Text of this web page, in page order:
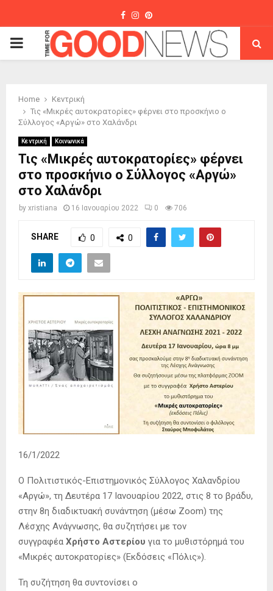
Facebook
Instagram
Pinterest
PRIMARY
Home
Κεντρική
Τις «Μικρές αυτοκρατορίες» φέρνει στο προσκήνιο ο
Σύλλογος «Αργώ» στο Χαλάνδρι
Κεντρική Κοινωνικά
Τις «Μικρές αυτοκρατορίες» φέρνει
στο προσκήνιο ο Σύλλογος «Αργώ»
στο Χαλάνδρι
by xristiana 16 Ιανουαρίου 2022 0 706
SHARE 0 0
16/1/2022
Ο Πολιτιστικός-Επιστημονικός Σύλλογος Χαλανδρίου
«Αργώ», τη Δευτέρα 17 Ιανουαρίου 2022, στις 8 το βράδυ,
στην 8η διαδικτυακή συνάντηση (μέσω Zoom) της
Λέσχης Ανάγνωσης, θα συζητήσει με τον
συγγραφέα Χρήστο Αστερίου για το μυθιστόρημά του
«Μικρές αυτοκρατορίες» (Εκδόσεις «Πόλις»).
Τη συζήτηση θα συντονίσει ο